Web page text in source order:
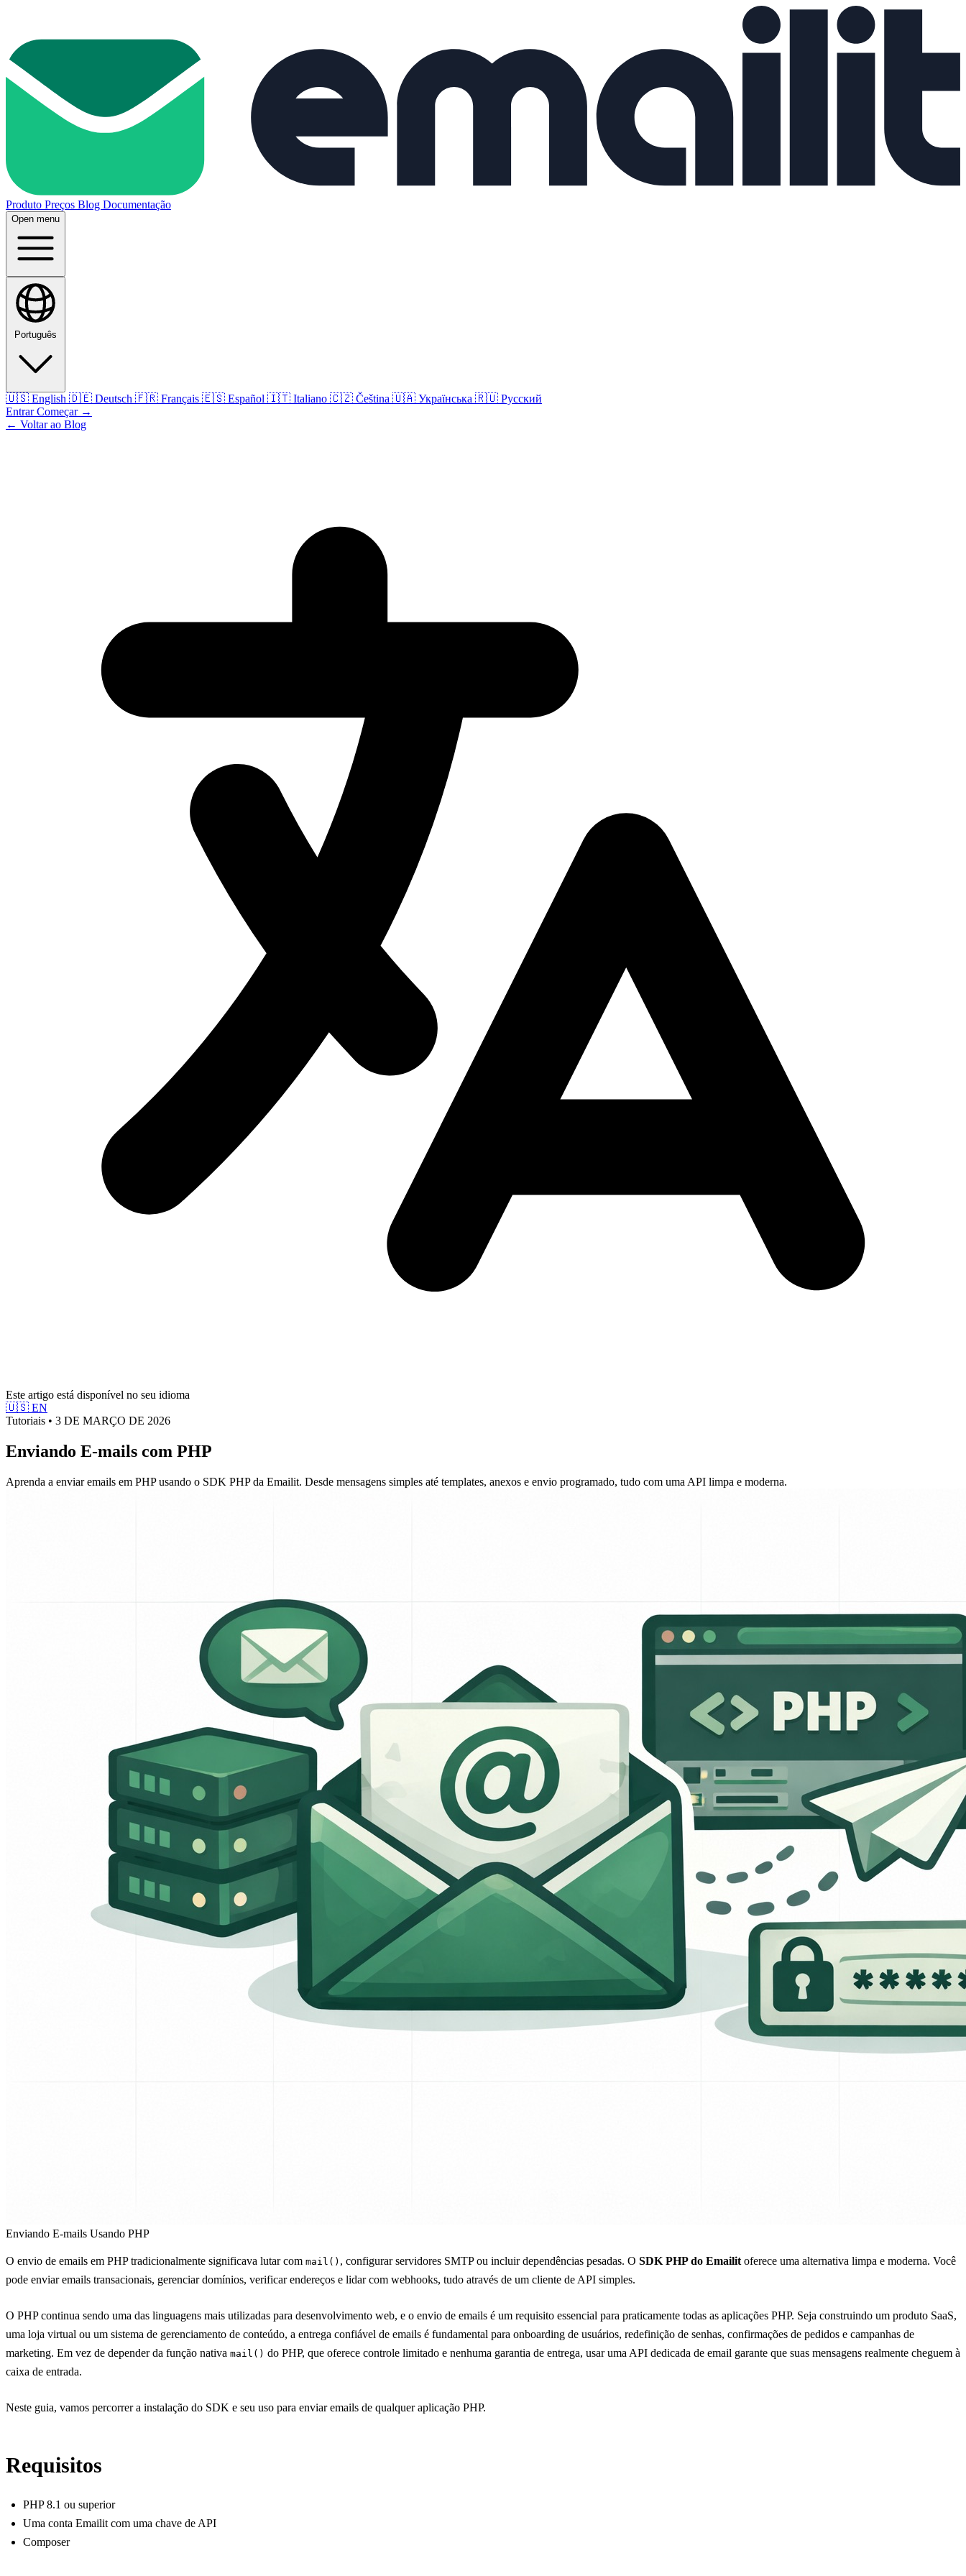
Produto Preços Blog Documentação
Open menu
Português
🇺🇸 English 🇩🇪 Deutsch 🇫🇷 Français 🇪🇸 Español 🇮🇹 Italiano 🇨🇿 Čeština 🇺🇦 Українська 🇷🇺 Русский
EntrarComeçar →
← Voltar ao Blog
Este artigo está disponível no seu idioma
🇺🇸 EN
Tutoriais • 3 DE MARÇO DE 2026
Enviando E-mails com PHP
Aprenda a enviar emails em PHP usando o SDK PHP da Emailit. Desde mensagens simples até templates, anexos e envio programado, tudo com uma API limpa e moderna.
Enviando E-mails Usando PHP
O envio de emails em PHP tradicionalmente significava lutar com mail() , configurar servidores SMTP ou incluir dependências pesadas. O SDK PHP do Emailit oferece uma alternativa limpa e moderna. Você
pode enviar emails transacionais, gerenciar domínios, verificar endereços e lidar com webhooks, tudo através de um cliente de API simples.
O PHP continua sendo uma das linguagens mais utilizadas para desenvolvimento web, e o envio de emails é um requisito essencial para praticamente todas as aplicações PHP. Seja construindo um produto SaaS,
uma loja virtual ou um sistema de gerenciamento de conteúdo, a entrega confiável de emails é fundamental para onboarding de usuários, redefinição de senhas, confirmações de pedidos e campanhas de
marketing. Em vez de depender da função nativa mail() do PHP, que oferece controle limitado e nenhuma garantia de entrega, usar uma API dedicada de email garante que suas mensagens realmente cheguem à
caixa de entrada.
Neste guia, vamos percorrer a instalação do SDK e seu uso para enviar emails de qualquer aplicação PHP.
Requisitos
PHP 8.1 ou superior
Uma conta Emailit com uma chave de API
Composer